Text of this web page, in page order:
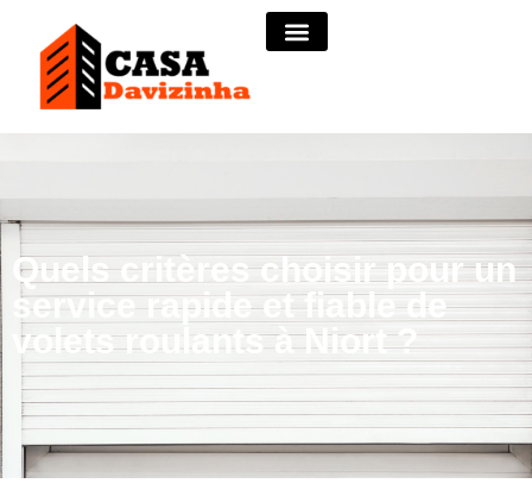
Quels critères choisir pour un
service rapide et fiable de
volets roulants à Niort ?